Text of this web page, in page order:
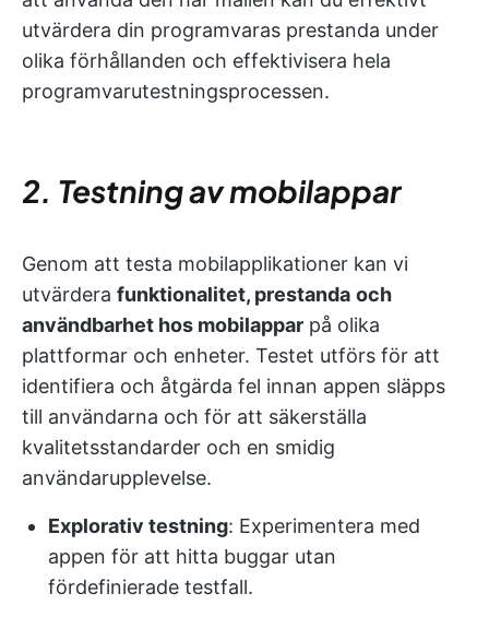
utvärdera din programvaras prestanda under
olika förhållanden och effektivisera hela
programvarutestningsprocessen.
2. Testning av mobilappar
Genom att testa mobilapplikationer kan vi
utvärdera funktionalitet, prestanda och
användbarhet hos mobilappar på olika
plattformar och enheter. Testet utförs för att
identifiera och åtgärda fel innan appen släpps
till användarna och för att säkerställa
kvalitetsstandarder och en smidig
användarupplevelse.
Explorativ testning: Experimentera med
appen för att hitta buggar utan
fördefinierade testfall.